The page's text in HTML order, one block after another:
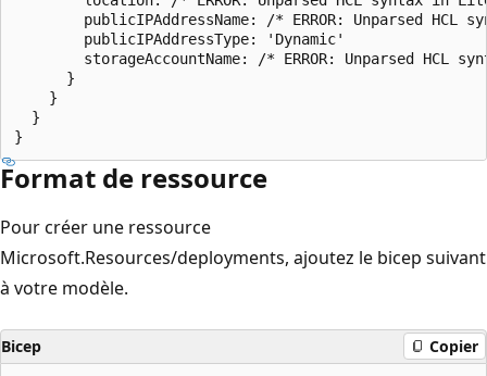
publicIPAddressName: /* ERROR: Unparsed HCL
        publicIPAddressType: 'Dynamic'
storageAccountName: /* ERROR: Unparsed HCL
      }
    }
  }
Format de ressource
Pour créer une ressource
Microsoft.Resources/deployments, ajoutez le bicep suivant
à votre modèle.
Bicep Copier